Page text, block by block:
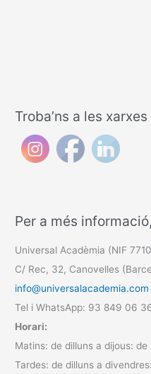
Troba’ns a les
Per a més
Universal Acadèmia (NIF
C/ Rec, 32, Canovelles
info@universalacademia.com
Tel i WhatsApp: 93 849 06
Horari:
Matins: de dilluns a dijous: de
Tardes: de dilluns a